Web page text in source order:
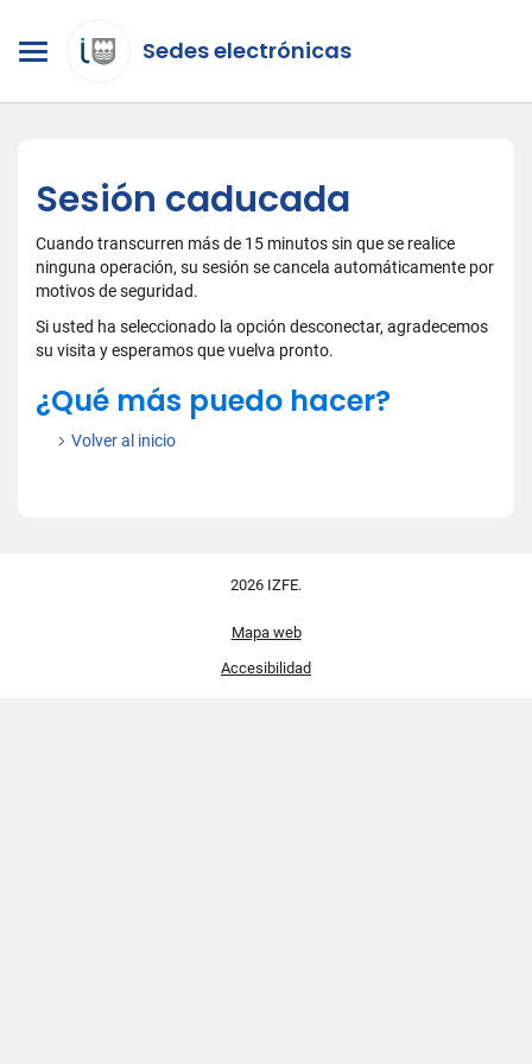
Sedes electrónicas
Sesión caducada
Cuando transcurren más de 15 minutos sin que se realice
ninguna operación, su sesión se cancela automáticamente por
motivos de seguridad.
Si usted ha seleccionado la opción desconectar, agradecemos
su visita y esperamos que vuelva pronto.
¿Qué más puedo hacer?
Volver al inicio
2026 IZFE.
Mapa web
Accesibilidad